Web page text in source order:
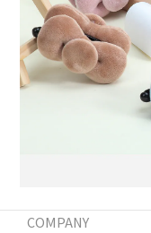
COMPANY